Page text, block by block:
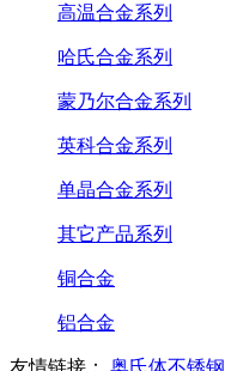
高温合金系列
哈氏合金系列
蒙乃尔合金系列
英科合金系列
单晶合金系列
其它产品系列
铜合金
铝合金
友情链接： 奥氏体不锈钢